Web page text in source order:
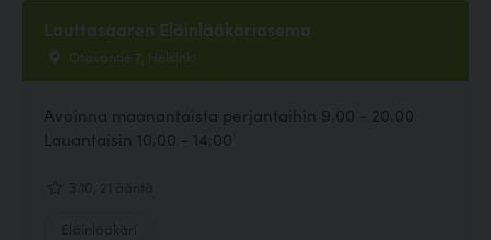
Lauttasaaren Eläinlääkäriasema
Otavantie 7, Helsinki
Avoinna maanantaista perjantaihin 9.00 - 20.00
Lauantaisin 10.00 - 14.00